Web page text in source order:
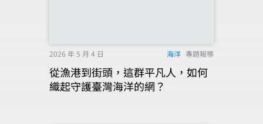
2026 年 5 月 4 日 海洋 專題報導
從漁港到街頭，這群平凡人，如何
織起守護臺灣海洋的網？